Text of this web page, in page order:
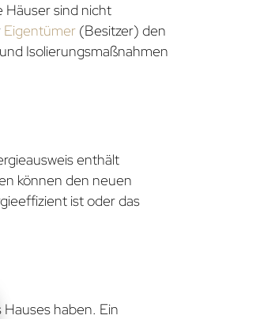
Häuser sind nicht
Eigentümer (Besitzer) den
Isolierungsmaßnahmen
enthält
können den neuen
ist oder das
haben. Ein